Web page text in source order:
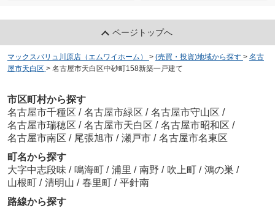
ページトップへ
マックスバリュ川原店（エムワイホーム） > (売買・投資)地域から探す > 名古
屋市天白区 > 名古屋市天白区中砂町158新築一戸建て
市区町村から探す
名古屋市千種区 / 名古屋市緑区 / 名古屋市守山区 /
名古屋市瑞穂区 / 名古屋市天白区 / 名古屋市昭和区 /
名古屋市南区 / 尾張旭市 / 瀬戸市 / 名古屋市名東区
町名から探す
大字中志段味 / 鳴海町 / 浦里 / 南野 / 吹上町 / 鴻の巣 /
山根町 / 清明山 / 春里町 / 平針南
路線から探す